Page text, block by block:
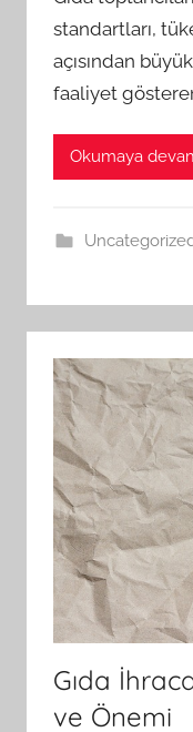
standartları,
açısından
faaliyet
Okumaya
Gıda
ve Önemi